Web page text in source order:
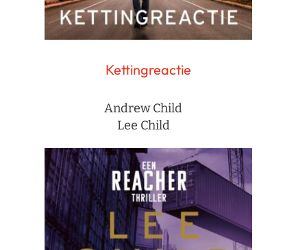
Kettingreactie
Andrew Child
Lee Child